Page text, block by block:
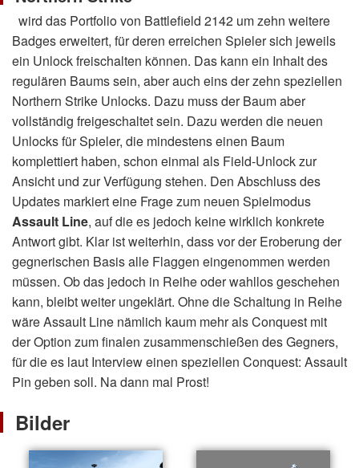
wird das Portfolio von Battlefield 2142 um zehn weitere
Badges erweitert, für deren erreichen Spieler sich jeweils
ein Unlock freischalten können. Das kann ein Inhalt des
regulären Baums sein, aber auch eins der zehn speziellen
Northern Strike Unlocks. Dazu muss der Baum aber
vollständig freigeschaltet sein. Dazu werden die neuen
Unlocks für Spieler, die mindestens einen Baum
komplettiert haben, schon einmal als Field-Unlock zur
Ansicht und zur Verfügung stehen. Den Abschluss des
Updates markiert eine Frage zum neuen Spielmodus
Assault Line, auf die es jedoch keine wirklich konkrete
Antwort gibt. Klar ist weiterhin, dass vor der Eroberung der
gegnerischen Basis alle Flaggen eingenommen werden
müssen. Ob das jedoch in Reihe oder wahllos geschehen
kann, bleibt weiter ungeklärt. Ohne die Schaltung in Reihe
wäre Assault Line nämlich kaum mehr als Conquest mit
der Option zum finalen zusammenschießen des Gegners,
für die es laut Interview einen speziellen Conquest: Assault
Pin geben soll. Na dann mal Prost!
Bilder